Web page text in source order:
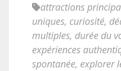
attractions
uniques, curiosité,
multiples, durée du
expériences
spontanée, explorer